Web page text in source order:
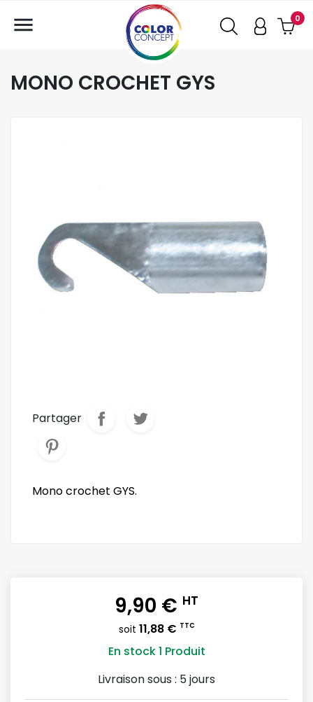
0

MONO CROCHET GYS
Partager
Mono crochet GYS.
9,90 € HT
soit 11,88 € TTC
En stock1 Produit
Livraison sous : 5 jours